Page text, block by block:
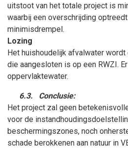
uitstoot van het totale project is
waarbij een overschrijding optreedt
minimisdrempel.
Lozing
Het huishoudelijk afvalwater
die aangesloten is op een RWZI.
oppervlaktewater.
6.3.
Conclusie:
Het project zal geen
voor de
beschermingszones, noch
schade berokkenen aan natuur in